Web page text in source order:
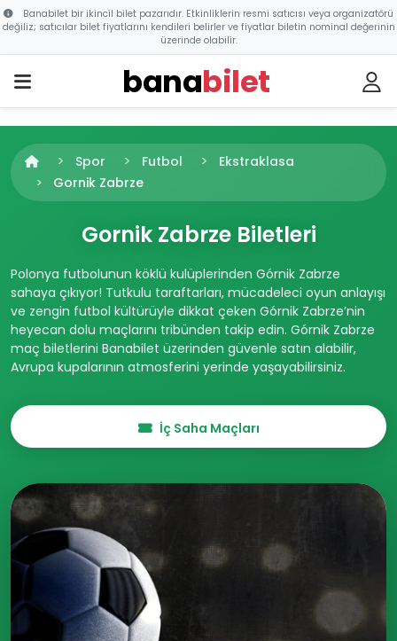
Banabilet bir ikincil bilet pazarıdır. Etkinliklerin resmi satıcısı veya organizatörü
değiliz; satıcılar bilet fiyatlarını kendileri belirler ve fiyatlar biletin nominal değerinin
üzerinde olabilir.
banabilet
Spor Futbol
Ekstraklasa
Gornik Zabrze
Gornik Zabrze Biletleri
Polonya futbolunun köklü kulüplerinden Górnik Zabrze
sahaya çıkıyor! Tutkulu taraftarları, mücadeleci oyun anlayışı
ve zengin futbol kültürüyle dikkat çeken Górnik Zabrze’nin
heyecan dolu maçlarını tribünden takip edin. Górnik Zabrze
maç biletlerini Banabilet üzerinden güvenle satın alabilir,
Avrupa kupalarının atmosferini yerinde yaşayabilirsiniz.
İç Saha Maçları